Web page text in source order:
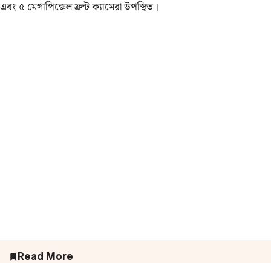
এবং ৫ মেগাপিক্সেল ফ্রন্ট ক্যামেরা উপস্থিত।
Read More